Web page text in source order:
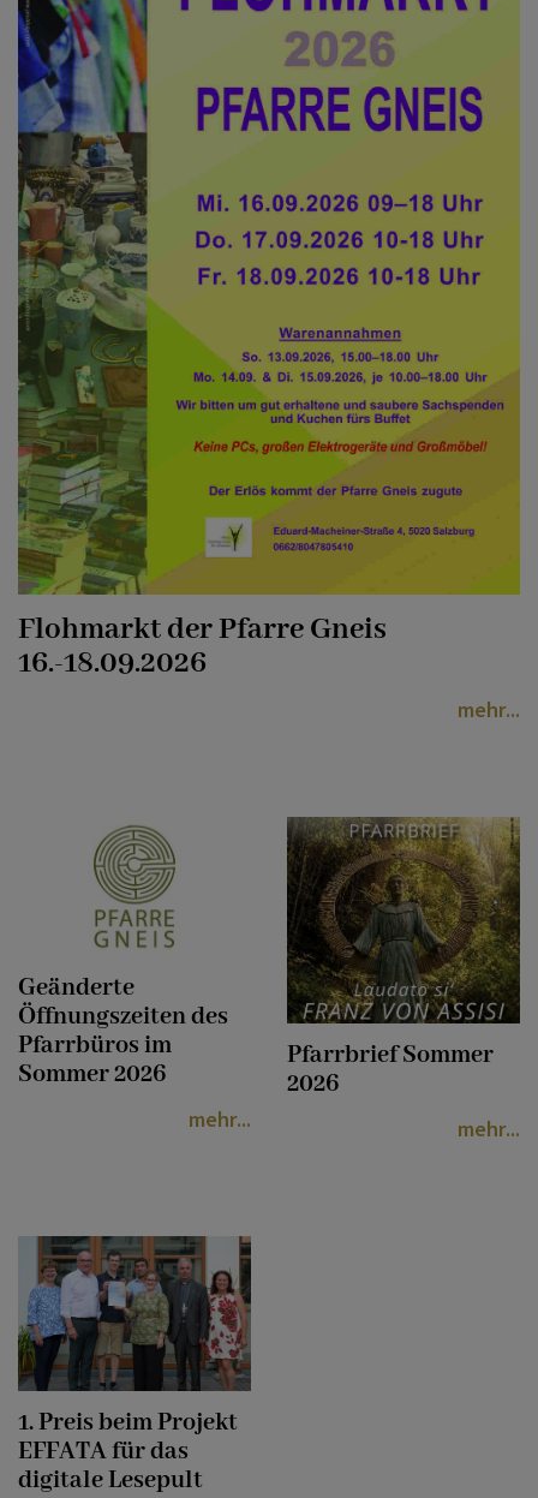
Flohmarkt der Pfarre Gneis
16.-18.09.2026
mehr
Geänderte
Öffnungszeiten des
Pfarrbüros im
Sommer 2026
mehr
Pfarrbrief Sommer
2026
mehr
1. Preis beim Projekt
EFFATA für das
digitale Lesepult